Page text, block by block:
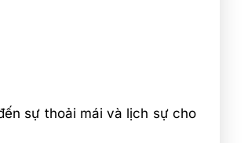
sự thoải mái và lịch sự cho